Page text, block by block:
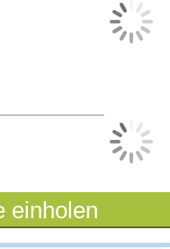
einholen